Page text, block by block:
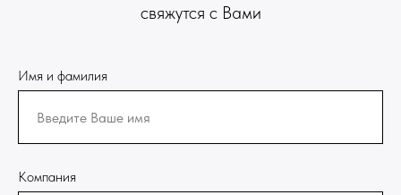
свяжутся с Вами
Имя и фамилия
Компания